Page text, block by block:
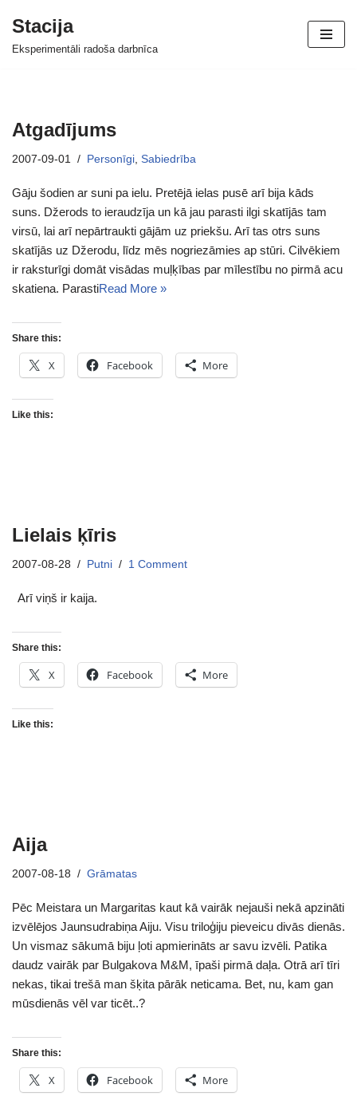
Skip
Stacija
Eksperimentāli radoša darbnīca
Atgadījums
2007-09-01 Personīgi, Sabiedrība
Gāju šodien ar suni pa ielu. Pretējā ielas pusē arī bija kāds
suns. Džerods to ieraudzīja un kā jau parasti ilgi skatījās tam
virsū, lai arī nepārtraukti gājām uz priekšu. Arī tas otrs suns
skatījās uz Džerodu, līdz mēs nogriezāmies ap stūri. Cilvēkiem
ir raksturīgi domāt visādas muļķības par mīlestību no pirmā acu
skatiena. ParastiRead More »
Share this:
X Facebook More
Like this:
Lielais ķīris
2007-08-28 Putni 1 Comment
Arī viņš ir kaija.
Share this:
X Facebook More
Like this:
Aija
2007-08-18 Grāmatas
Pēc Meistara un Margaritas kaut kā vairāk nejauši nekā apzināti
izvēlējos Jaunsudrabiņa Aiju. Visu triloģiju pieveicu divās dienās.
Un vismaz sākumā biju ļoti apmierināts ar savu izvēli. Patika
daudz vairāk par Bulgakova M&M, īpaši pirmā daļa. Otrā arī tīri
nekas, tikai trešā man šķita pārāk neticama. Bet, nu, kam gan
mūsdienās vēl var ticēt..?
Share this:
X Facebook More